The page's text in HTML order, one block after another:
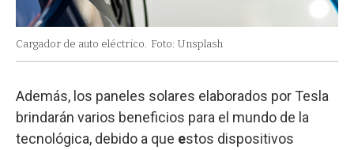
Cargador de auto eléctrico. Foto: Unsplash
Además, los paneles solares elaborados por Tesla
brindarán varios beneficios para el mundo de la
tecnológica, debido a que estos dispositivos